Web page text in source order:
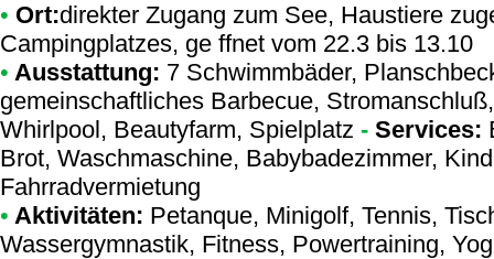
• Ort:direkter Zugang zum See, Haustiere
Campingplatzes, ge ffnet vom 22.3 bis 13.10
• Ausstattung: 7 Schwimmbäder,
gemeinschaftliches Barbecue,
Whirlpool, Beautyfarm, Spielplatz - Services:
Brot, Waschmaschine, Babybadezimmer,
Fahrradvermietung
• Aktivitäten: Petanque, Minigolf, Tennis,
Wassergymnastik, Fitness, Powertraining,